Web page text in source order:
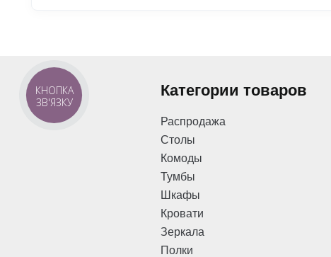
Категории товаров
Распродажа
Столы
Комоды
Тумбы
Шкафы
Кровати
Зеркала
Полки
КНОПКА
ЗВ'ЯЗКУ